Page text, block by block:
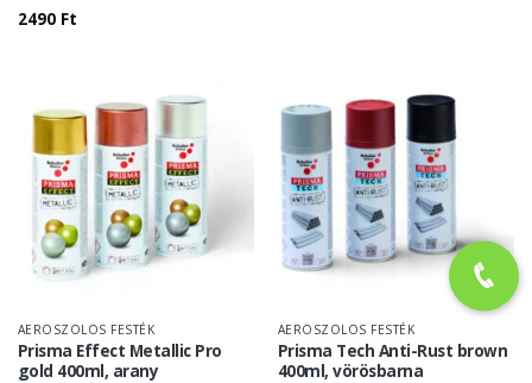
2490 Ft
AEROSZOLOS FESTÉK
Prisma Effect Metallic Pro
gold 400ml, arany
AEROSZOLOS FESTÉK
Prisma Tech Anti-Rust brown
400ml, vörösbarna